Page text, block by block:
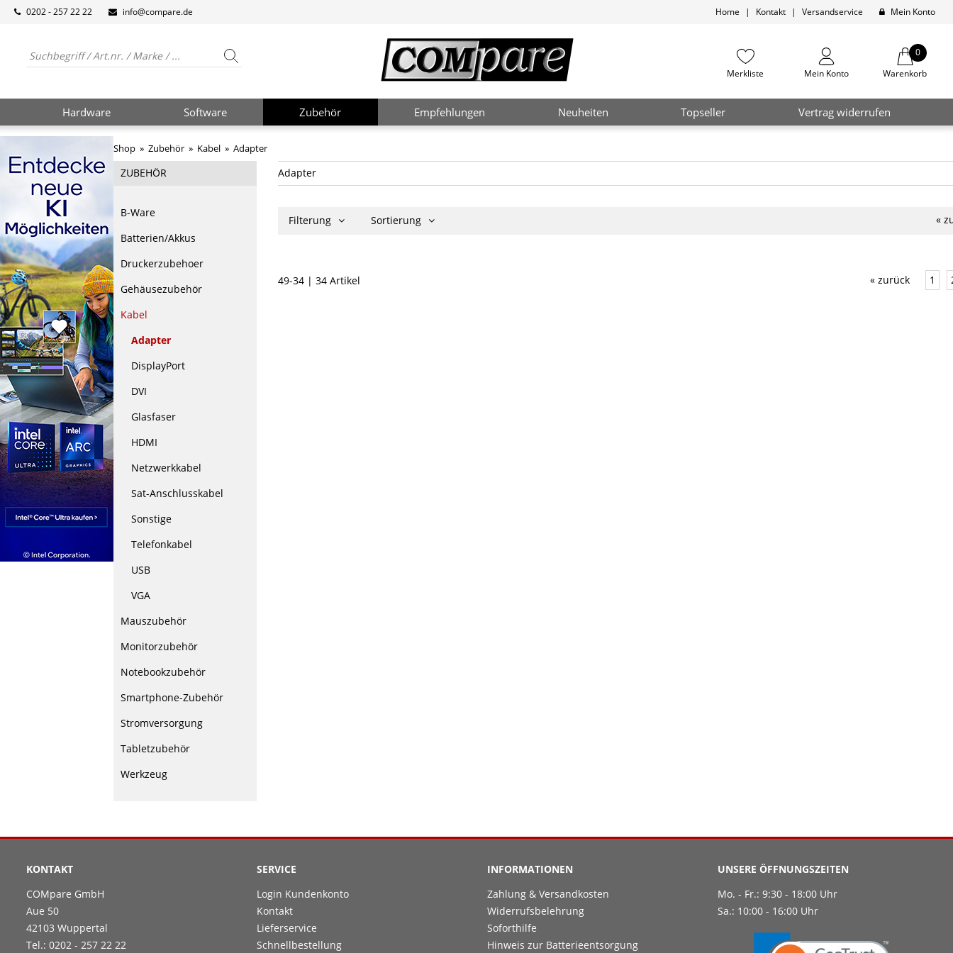
0202 - 257 22 22 info@compare.de Home | Kontakt | Versandservice Mein Konto
Merkliste Mein Konto
0
Warenkorb
Hardware Software Zubehör Empfehlungen Neuheiten Topseller Vertrag widerrufen
Shop » Zubehör » Kabel » Adapter
ZUBEHÖR Adapter
B-Ware
Batterien/Akkus
Druckerzubehoer
Gehäusezubehör
Kabel
Adapter
DisplayPort
DVI
Glasfaser
HDMI
Netzwerkkabel
Sat-Anschlusskabel
Sonstige
Telefonkabel
USB
VGA
Mauszubehör
Monitorzubehör
Notebookzubehör
Smartphone-Zubehör
Stromversorgung
Tabletzubehör
Werkzeug
Filterung Sortierung «
49-34 | 34 Artikel « zurück 1
KONTAKT
COMpare GmbH
Aue 50
42103 Wuppertal
Tel.: 0202 - 257 22 22
SERVICE
Login Kundenkonto
Kontakt
Lieferservice
Schnellbestellung
INFORMATIONEN
Zahlung & Versandkosten
Widerrufsbelehrung
Soforthilfe
Hinweis zur Batterieentsorgung
UNSERE ÖFFNUNGSZEITEN
Mo. - Fr.: 9:30 - 18:00 Uhr
Sa.: 10:00 - 16:00 Uhr